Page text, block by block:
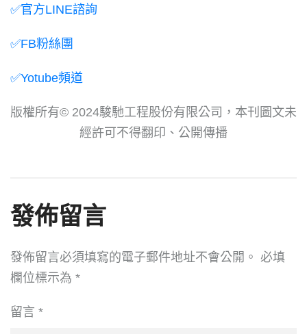
✅官方LINE諮詢
✅FB粉絲團
✅Yotube頻道
版權所有© 2024駿馳工程股份有限公司，本刊圖文未
經許可不得翻印、公開傳播
發佈留言
發佈留言必須填寫的電子郵件地址不會公開。 必填
欄位標示為 *
留言 *